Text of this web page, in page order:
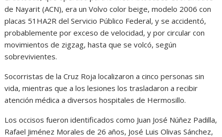
de Nayarit (ACN), era un Volvo color beige, modelo 2006 con
placas 51HA2R del Servicio Público Federal, y se accidentó,
probablemente por exceso de velocidad, y por circular con
movimientos de zigzag, hasta que se volcó, según
sobrevivientes.
Socorristas de la Cruz Roja localizaron a cinco personas sin
vida, mientras que a los lesiones los trasladaron a recibir
atención médica a diversos hospitales de Hermosillo.
Los occisos fueron identificados como Juan José Núñez Padilla,
Rafael Jiménez Morales de 26 años, José Luis Olivas Sánchez,